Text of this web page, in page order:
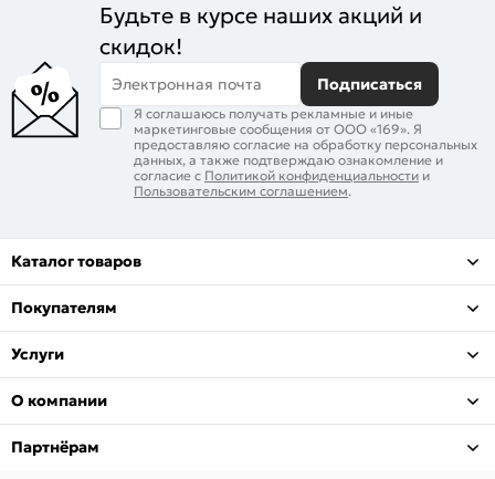
Будьте в курсе наших акций и
скидок!
Электронная почта Подписаться
Я соглашаюсь получать рекламные и иные
маркетинговые сообщения от ООО «169». Я
предоставляю согласие на обработку персональных
данных, а также подтверждаю ознакомление и
согласие с Политикой конфиденциальности и
Пользовательским соглашением.
Каталог товаров
Покупателям
Услуги
О компании
Партнёрам